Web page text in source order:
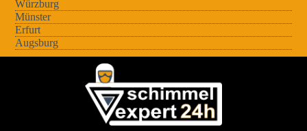
Würzburg
Münster
Erfurt
Augsburg